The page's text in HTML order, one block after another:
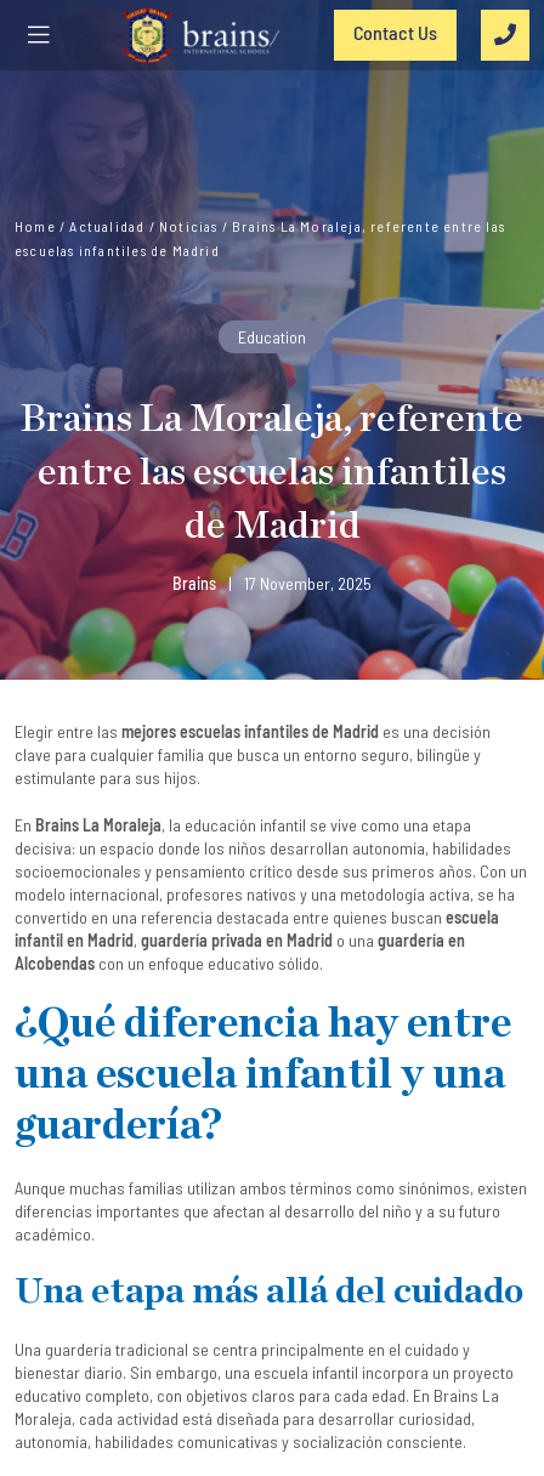
Contact Us
Home /Actualidad / Noticias / Brains La Moraleja, referente entre las
escuelas infantiles de Madrid
Education
Brains La Moraleja, referente
entre las escuelas infantiles
de Madrid
Brains | 17 November, 2025
Elegir entre las mejores escuelas infantiles de Madrid es una decisión
clave para cualquier familia que busca un entorno seguro, bilingüe y
estimulante para sus hijos.
En Brains La Moraleja, la educación infantil se vive como una etapa
decisiva: un espacio donde los niños desarrollan autonomía, habilidades
socioemocionales y pensamiento crítico desde sus primeros años. Con un
modelo internacional, profesores nativos y una metodología activa, se ha
convertido en una referencia destacada entre quienes buscan escuela
infantil en Madrid, guardería privada en Madrid o una guardería en
Alcobendas con un enfoque educativo sólido.
¿Qué diferencia hay entre
una escuela infantil y una
guardería?
Aunque muchas familias utilizan ambos términos como sinónimos, existen
diferencias importantes que afectan al desarrollo del niño y a su futuro
académico.
Una etapa más allá del cuidado
Una guardería tradicional se centra principalmente en el cuidado y
bienestar diario. Sin embargo, una escuela infantil incorpora un proyecto
educativo completo, con objetivos claros para cada edad. En Brains La
Moraleja, cada actividad está diseñada para desarrollar curiosidad,
autonomía, habilidades comunicativas y socialización consciente.